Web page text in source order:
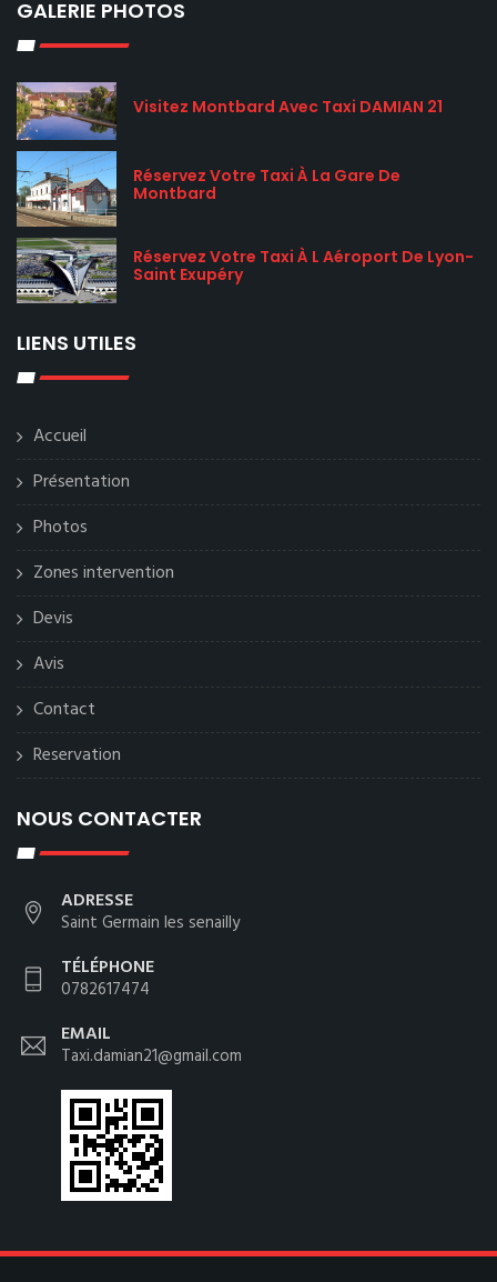
GALERIE PHOTOS
Visitez Montbard Avec Taxi DAMIAN 21
Réservez Votre Taxi À La Gare De
Montbard
Réservez Votre Taxi À L Aéroport De Lyon-
Saint Exupéry
LIENS UTILES
Accueil
Présentation
Photos
Zones intervention
Devis
Avis
Contact
Reservation
NOUS CONTACTER
ADRESSE
Saint Germain les senailly
TÉLÉPHONE
0782617474
EMAIL
Taxi.damian21@gmail.com